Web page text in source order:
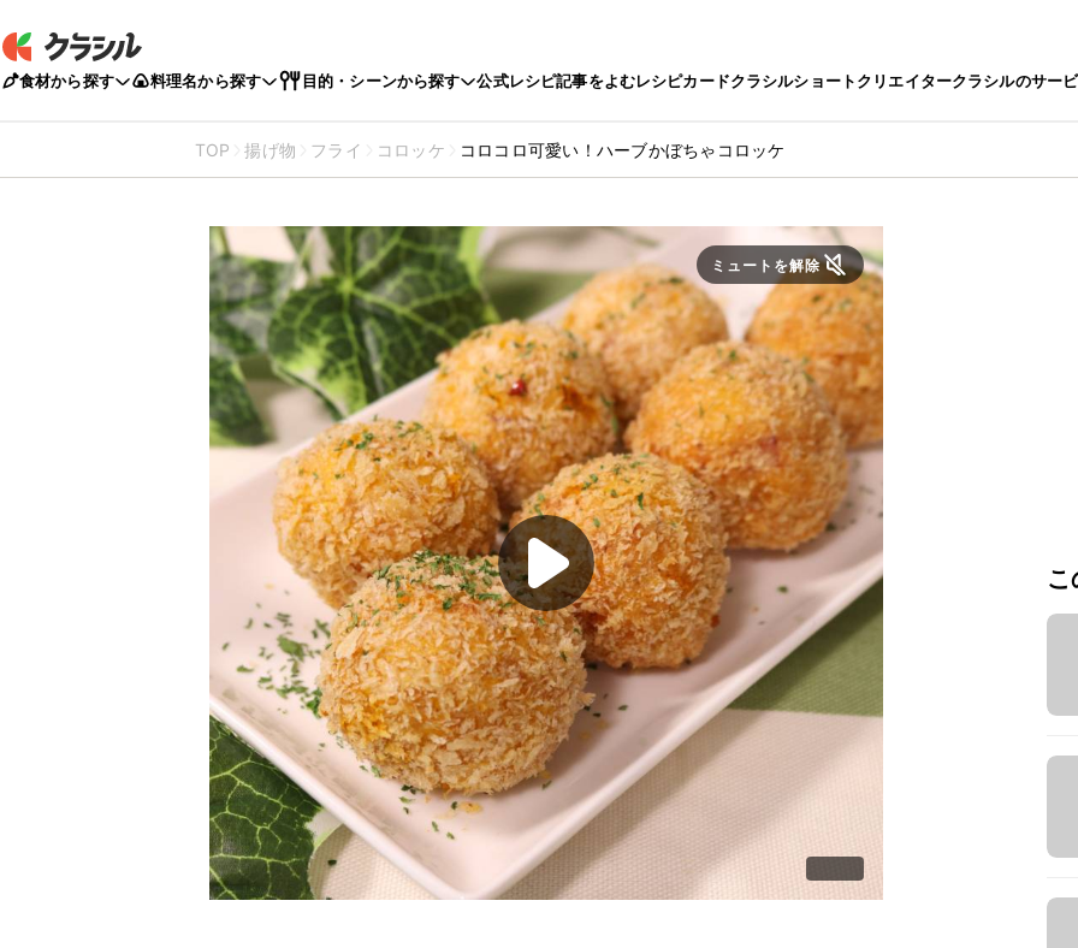
食材から探す 料理名から探す 目的・シーンから探す 公式レシピ記事をよむレシピカードクラシルショートクリエイタークラシルのサー
TOP 揚げ物 フライ コロッケ コロコロ可愛い！ハーブかぼちゃコロッケ
ミュートを解除